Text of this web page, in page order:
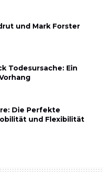
und Mark Forster
Todesursache: Ein
Die Perfekte
und Flexibilität